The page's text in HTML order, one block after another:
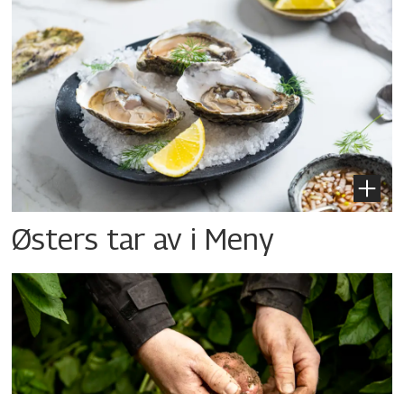
Østers tar av i Meny